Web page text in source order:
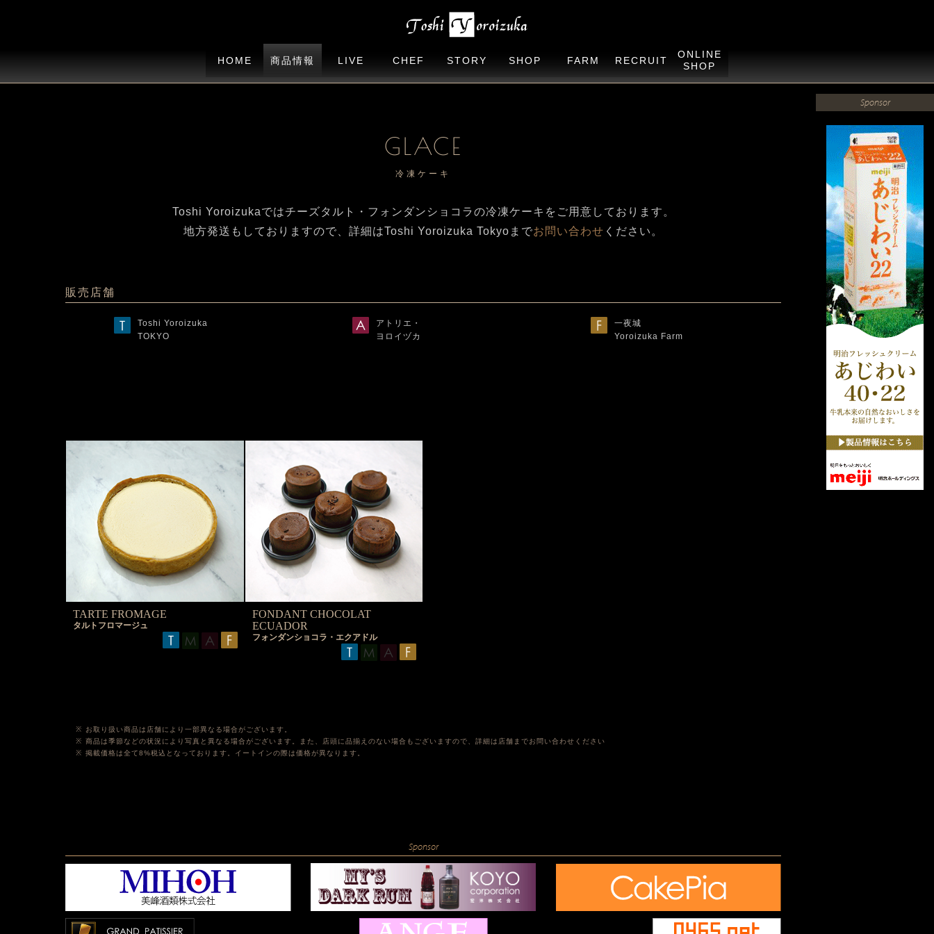
HOME 商品情報 LIVE CHEF STORY SHOP FARM RECRUIT
ONLINE
SHOP
Sponsor
GLACE
冷凍ケーキ
Toshi Yoroizukaではチーズタルト・フォンダンショコラの冷凍ケーキをご用意しております。
地方発送もしておりますので、詳細はToshi Yoroizuka Tokyoまでお問い合わせ ください。
販売店舗
Toshi Yoroizuka
TOKYO
アトリエ・
ヨロイヅカ
一夜城
Yoroizuka Farm
TARTE FROMAGE
タルトフロマージュ
FONDANT CHOCOLAT
ECUADOR
フォンダンショコラ・エクアドル
お取り扱い商品は店舗により一部異なる場合がございます。
商品は季節などの状況により写真と異なる場合がございます。また、店頭に品揃えのない場合もございますので、詳細は店舗までお問い合わせください
掲載価格は全て8%税込となっております。イートインの際は価格が異なります。
Sponsor